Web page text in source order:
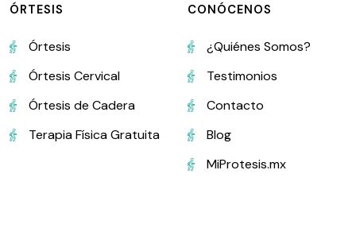
ÓRTESIS
Órtesis
Órtesis Cervical
Órtesis de Cadera
Terapia Física Gratuita
CONÓCENOS
¿Quiénes Somos?
Testimonios
Contacto
Blog
MiProtesis.mx